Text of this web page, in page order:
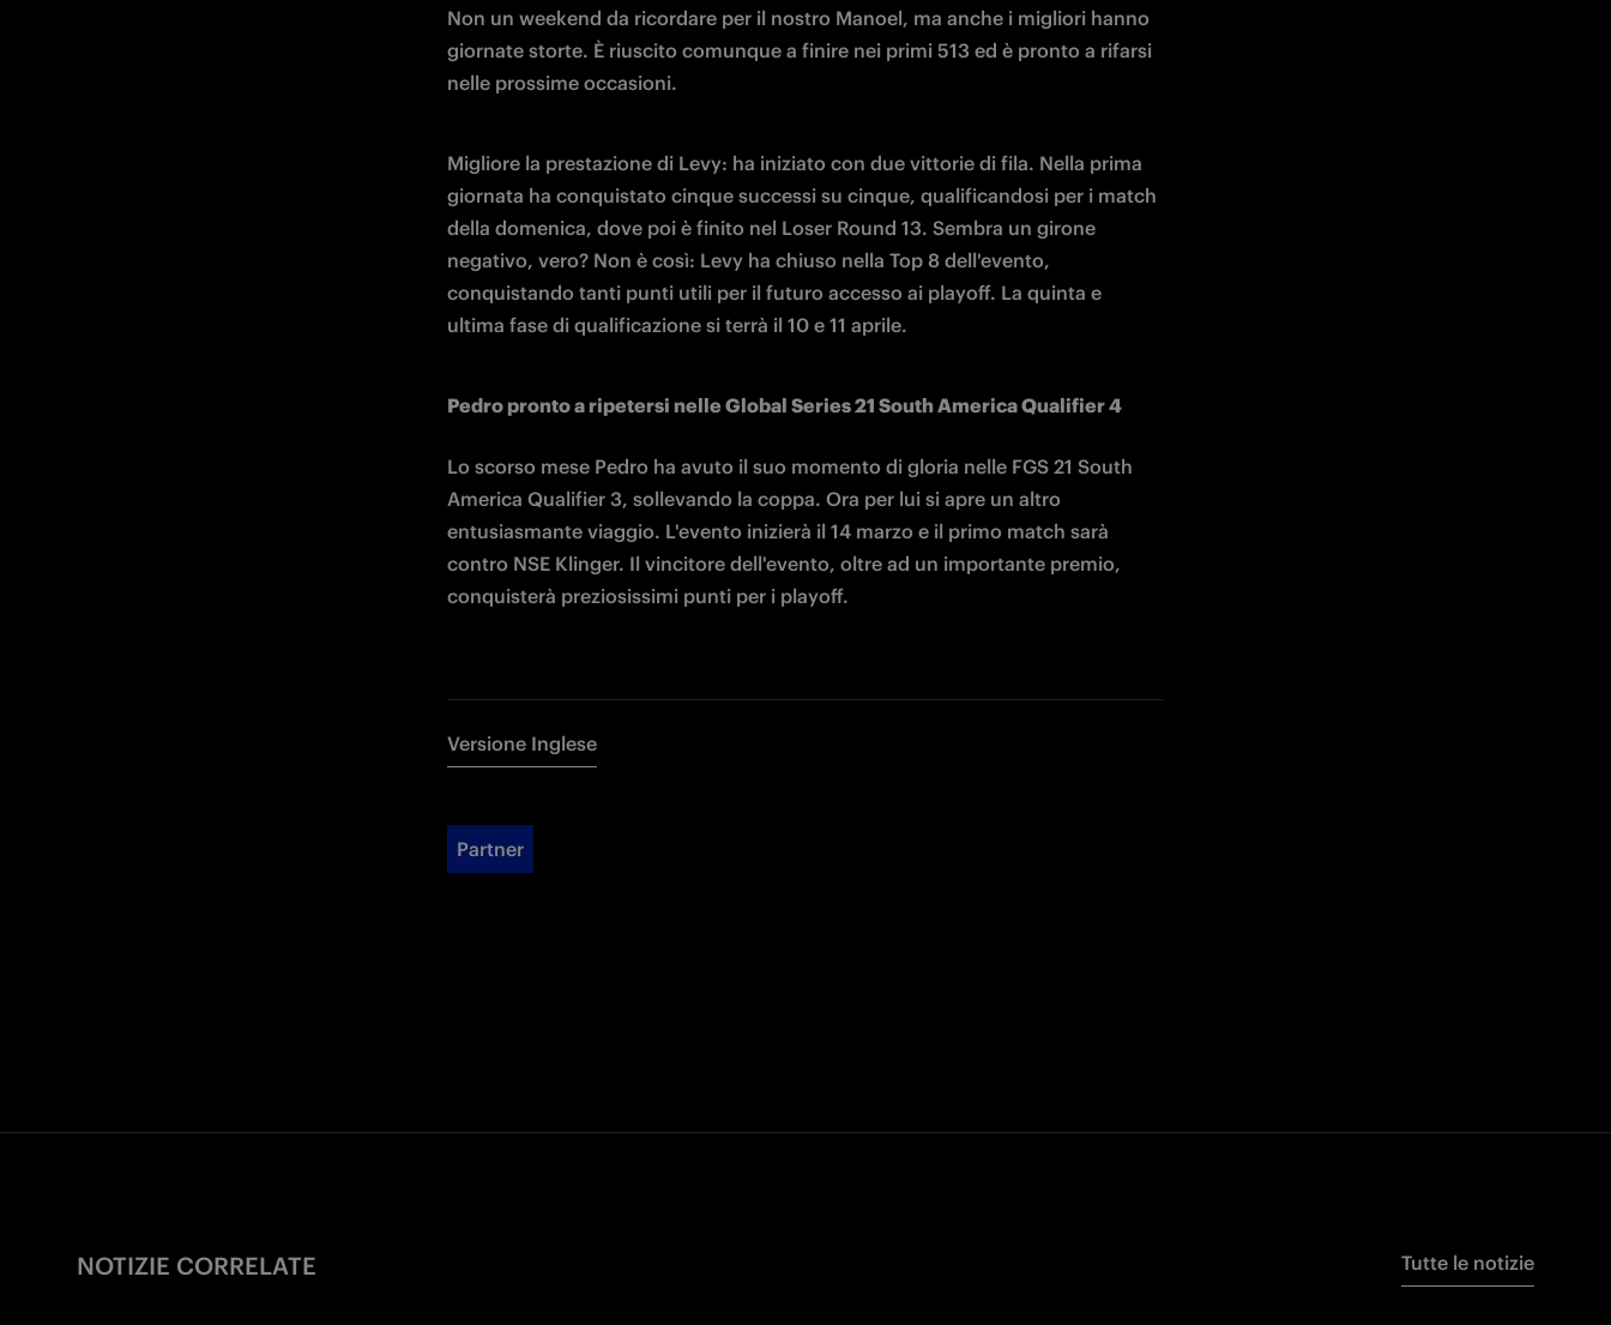
Non un weekend da ricordare per il nostro Manoel, ma anche i migliori hanno
giornate storte. È riuscito comunque a finire nei primi 513 ed è pronto a rifarsi
nelle prossime occasioni.
Migliore la prestazione di Levy: ha iniziato con due vittorie di fila. Nella prima
giornata ha conquistato cinque successi su cinque, qualificandosi per i match
della domenica, dove poi è finito nel Loser Round 13. Sembra un girone
negativo, vero? Non è così: Levy ha chiuso nella Top 8 dell'evento,
conquistando tanti punti utili per il futuro accesso ai playoff. La quinta e
ultima fase di qualificazione si terrà il 10 e 11 aprile.
Pedro pronto a ripetersi nelle Global Series 21 South America Qualifier 4
Lo scorso mese Pedro ha avuto il suo momento di gloria nelle FGS 21 South
America Qualifier 3, sollevando la coppa. Ora per lui si apre un altro
entusiasmante viaggio. L'evento inizierà il 14 marzo e il primo match sarà
contro NSE Klinger. Il vincitore dell'evento, oltre ad un importante premio,
conquisterà preziosissimi punti per i playoff.
Versione Inglese
Partner
NOTIZIE CORRELATE Tutte le notizie